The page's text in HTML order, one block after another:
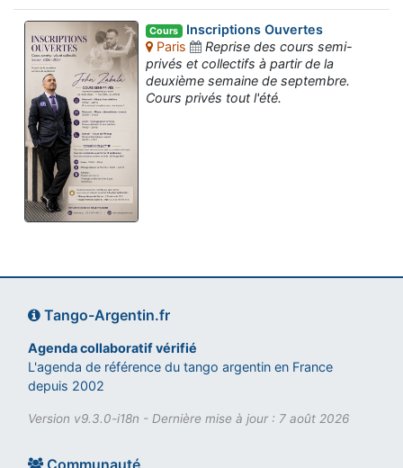
Cours Inscriptions Ouvertes
Paris
Reprise des cours semi-
privés et collectifs à partir de la
deuxième semaine de septembre.
Cours privés tout l'été.
Tango-Argentin.fr
Agenda collaboratif vérifié
L'agenda de référence du tango argentin en France
depuis 2002
Version v9.3.0-i18n - Dernière mise à jour : 7 août 2026
Communauté